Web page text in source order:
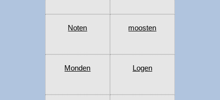
Noten moosten
Monden Logen